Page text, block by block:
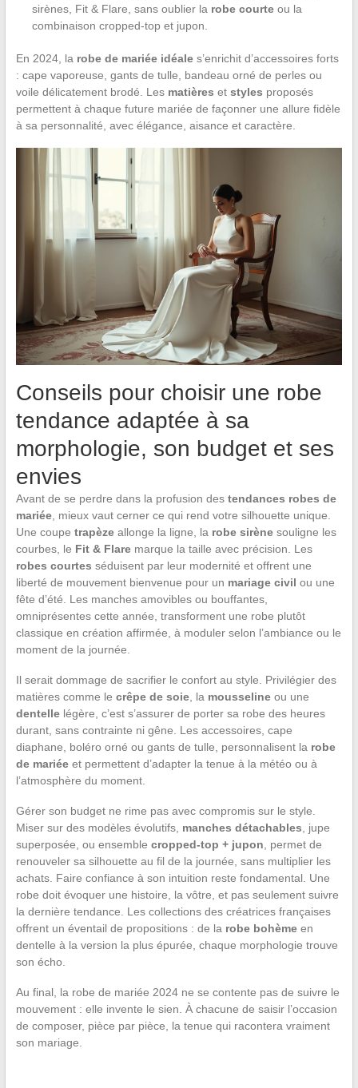
sirènes, Fit & Flare, sans oublier la robe courteou la
combinaison cropped-top et jupon.
En 2024, la robe de mariée idéales’enrichit d’accessoires forts
: cape vaporeuse, gants de tulle, bandeau orné de perles ou
voile délicatement brodé. Les matières et styles proposés
permettent à chaque future mariée de façonner une allure fidèle
à sa personnalité, avec élégance, aisance et caractère.
Conseils pour choisir une robe
tendance adaptée à sa
morphologie, son budget et ses
envies
Avant de se perdre dans la profusion des tendances robes de
mariée, mieux vaut cerner ce qui rend votre silhouette unique.
Une coupe trapèzeallonge la ligne, la robe sirènesouligne les
courbes, le Fit & Flaremarque la taille avec précision. Les
robes courtes séduisent par leur modernité et offrent une
liberté de mouvement bienvenue pour un mariage civil ou une
fête d’été. Les manches amovibles ou bouffantes,
omniprésentes cette année, transforment une robe plutôt
classique en création affirmée, à moduler selon l’ambiance ou le
moment de la journée.
Il serait dommage de sacrifier le confort au style. Privilégier des
matières comme le crêpe de soie, la mousselineou une
dentellelégère, c’est s’assurer de porter sa robe des heures
durant, sans contrainte ni gêne. Les accessoires, cape
diaphane, boléro orné ou gants de tulle, personnalisent la robe
de mariéeet permettent d’adapter la tenue à la météo ou à
l’atmosphère du moment.
Gérer son budget ne rime pas avec compromis sur le style.
Miser sur des modèles évolutifs, manches détachables , jupe
superposée, ou ensemble cropped-top + jupon , permet de
renouveler sa silhouette au fil de la journée, sans multiplier les
achats. Faire confiance à son intuition reste fondamental. Une
robe doit évoquer une histoire, la vôtre, et pas seulement suivre
la dernière tendance. Les collections des créatrices françaises
offrent un éventail de propositions : de la robe bohèmeen
dentelle à la version la plus épurée, chaque morphologie trouve
son écho.
Au final, la robe de mariée 2024 ne se contente pas de suivre le
mouvement : elle invente le sien. À chacune de saisir l’occasion
de composer, pièce par pièce, la tenue qui racontera vraiment
son mariage.